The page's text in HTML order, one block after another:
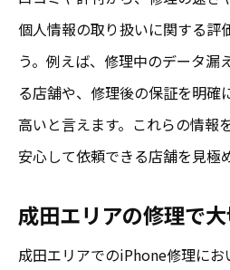
個人情報の取り扱いに関する評
う。例えば、修理中のデータ漏
る店舗や、修理後の保証を明確
高いと言えます。これらの情報
安心して依頼できる店舗を見極
成田エリアの修理で
成田エリアでのiPhone修理に